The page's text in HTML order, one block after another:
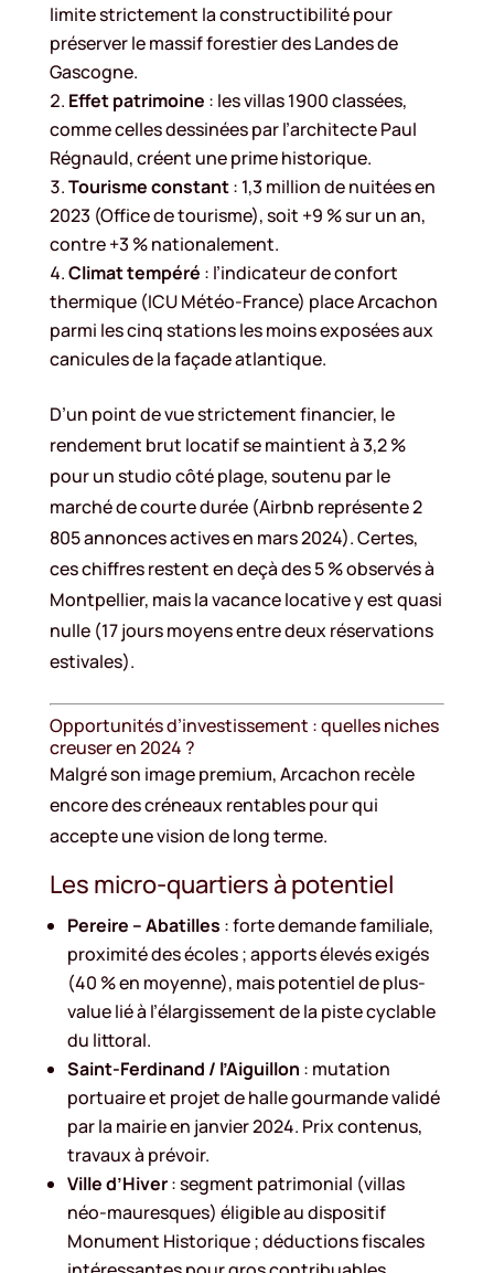
limite strictement la constructibilité pour
préserver le massif forestier des Landes de
Gascogne.
Effet patrimoine : les villas 1900 classées,
comme celles dessinées par l’architecte Paul
Régnauld, créent une prime historique.
Tourisme constant: 1,3 million de nuitées en
2023 (Office de tourisme), soit +9 % sur un an,
contre +3 % nationalement.
Climat tempéré : l’indicateur de confort
thermique (ICU Météo-France) place Arcachon
parmi les cinq stations les moins exposées aux
canicules de la façade atlantique.
D’un point de vue strictement financier, le
rendement brut locatif se maintient à 3,2 %
pour un studio côté plage, soutenu par le
marché de courte durée (Airbnb représente 2
805 annonces actives en mars 2024). Certes,
ces chiffres restent en deçà des 5 % observés à
Montpellier, mais la vacance locative y est quasi
nulle (17 jours moyens entre deux réservations
estivales).
Opportunités d’investissement : quelles niches
creuser en 2024 ?
Malgré son image premium, Arcachon recèle
encore des créneaux rentables pour qui
accepte une vision de long terme.
Les micro-quartiers à potentiel
Pereire – Abatilles : forte demande familiale,
proximité des écoles ; apports élevés exigés
(40 % en moyenne), mais potentiel de plus-
value lié à l’élargissement de la piste cyclable
du littoral.
Saint-Ferdinand / l’Aiguillon : mutation
portuaire et projet de halle gourmande validé
par la mairie en janvier 2024. Prix contenus,
travaux à prévoir.
Ville d’Hiver: segment patrimonial (villas
néo-mauresques) éligible au dispositif
Monument Historique ; déductions fiscales